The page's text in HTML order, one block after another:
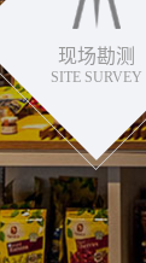
现场勘测
SITE SURVEY